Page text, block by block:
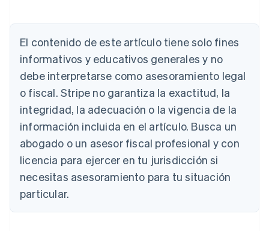
El contenido de este artículo tiene solo fines
informativos y educativos generales y no
debe interpretarse como asesoramiento legal
o fiscal. Stripe no garantiza la exactitud, la
integridad, la adecuación o la vigencia de la
información incluida en el artículo. Busca un
abogado o un asesor fiscal profesional y con
licencia para ejercer en tu jurisdicción si
necesitas asesoramiento para tu situación
particular.
DeutschEnglish
Australia
Austria
DeutschEnglish
Bélgica
Nederlands
Brasil
PortuguêsEnglish
Bulgaria
English
Canadá
English
China continental
简体中文English